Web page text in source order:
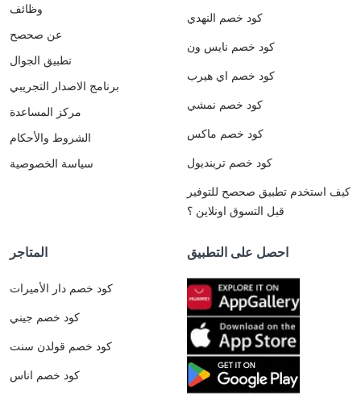
وظائف
عن صحصح
تطبيق الجوال
برنامج الاصدار التجريبي
مركز المساعدة
الشروط والأحكام
سياسة الخصوصية
كود خصم النهدي
كود خصم نايس ون
كود خصم اي هيرب
كود خصم نمشي
كود خصم ماكس
كود خصم ترينديول
كيف استخدم تطبيق صحصح للتوفير
قبل التسوق اونلاين ؟
المتاجر
كود خصم دار الأميرات
كود خصم جيني
كود خصم قولدن سنت
كود خصم اناس
احصل على التطبيق